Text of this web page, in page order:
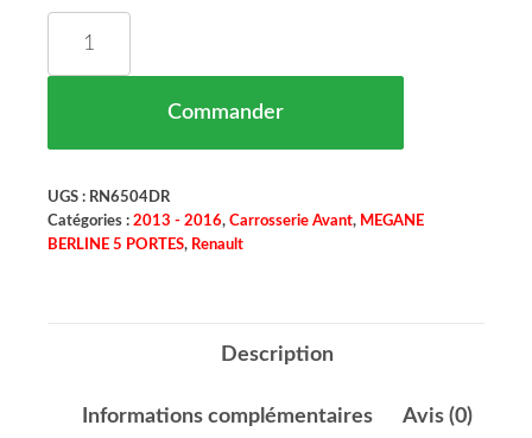
Commander
UGS : RN6504DR
Catégories : 2013 - 2016, Carrosserie Avant, MEGANE
BERLINE 5 PORTES, Renault
Description
Informations complémentaires Avis (0)